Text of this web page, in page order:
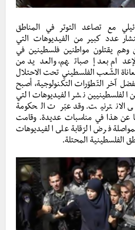
مع تصاعد التوتر في المناطق
عدد كبير من الفيديوهات التي
وهم يقتلون مواطنين فلسطينين في
بعد إصباتهم، والعديد من
الشّعب الفلسطيني تحت الاحتلال
آخر التّطوّرات التكنولوجية، أصبح
الفلسطينيين نشر الفيديوهات التي
الانترنيت. وقد عبّرت الحكومة
عن هذا في مناسبات عديدة. وقامت
فرض الرّقابة على الفيديوهات
الفلسطينية المحتلة.